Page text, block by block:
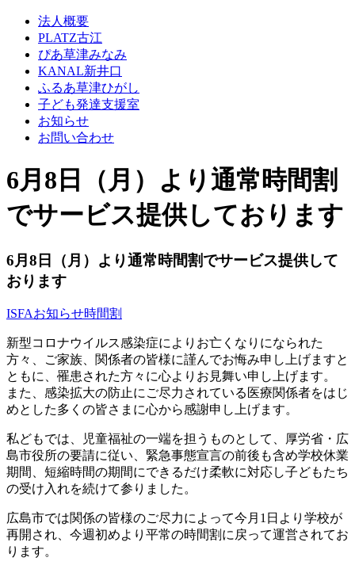
法人概要
PLATZ古江
ぴあ草津みなみ
KANAL新井口
ふるあ草津ひがし
子ども発達支援室
お知らせ
お問い合わせ
6月8日（月）より通常時間割
でサービス提供しております
6月8日（月）より通常時間割でサービス提供して
おります
ISFAお知らせ時間割
新型コロナウイルス感染症によりお亡くなりになられた
方々、ご家族、関係者の皆様に謹んでお悔み申し上げますと
ともに、罹患された方々に心よりお見舞い申し上げます。
また、感染拡大の防止にご尽力されている医療関係者をはじ
めとした多くの皆さまに心から感謝申し上げます。
私どもでは、児童福祉の一端を担うものとして、厚労省・広
島市役所の要請に従い、緊急事態宣言の前後も含め学校休業
期間、短縮時間の期間にできるだけ柔軟に対応し子どもたち
の受け入れを続けて参りました。
広島市では関係の皆様のご尽力によって今月1日より学校が
再開され、今週初めより平常の時間割に戻って運営されてお
ります。